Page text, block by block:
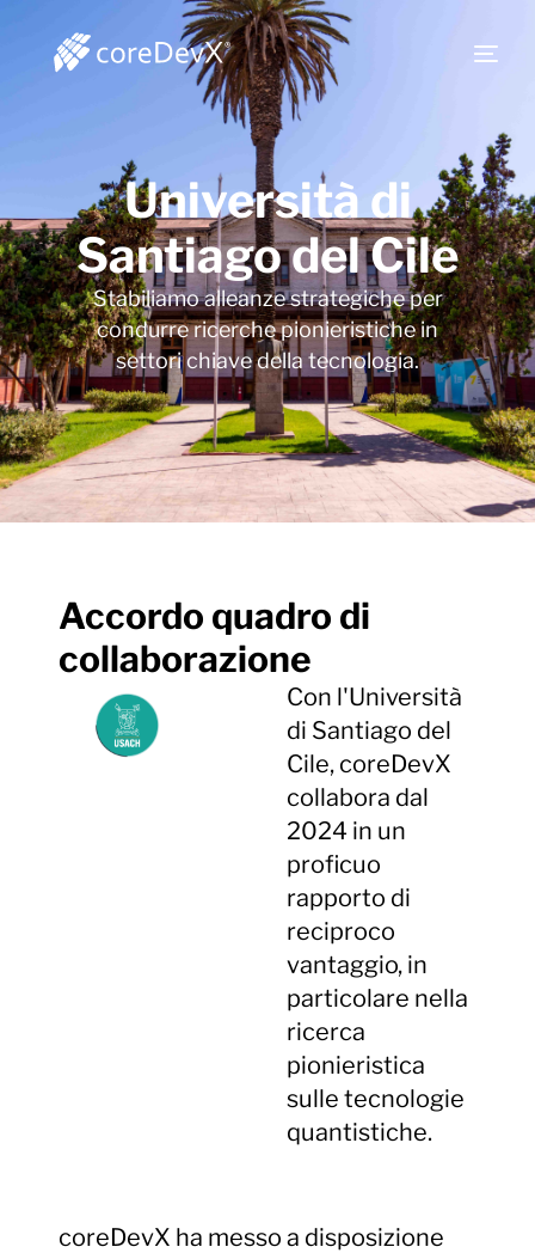
Università di
Santiago del Cile
Stabiliamo alleanze strategiche per
condurre ricerche pionieristiche in
settori chiave della tecnologia.
Accordo quadro di
collaborazione
Con l'Università
di Santiago del
Cile, coreDevX
collabora dal
2024 in un
proficuo
rapporto di
reciproco
vantaggio, in
particolare nella
ricerca
pionieristica
sulle tecnologie
quantistiche.
coreDevX ha messo a disposizione